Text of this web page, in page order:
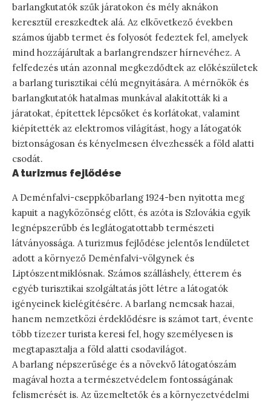
barlangkutatók szűk járatokon és mély aknákon
keresztül ereszkedtek alá. Az elkövetkező években
számos újabb termet és folyosót fedeztek fel, amelyek
mind hozzájárultak a barlangrendszer hírnevéhez. A
felfedezés után azonnal megkezdődtek az előkészületek
a barlang turisztikai célú megnyitására. A mérnökök és
barlangkutatók hatalmas munkával alakították ki a
járatokat, építettek lépcsőket és korlátokat, valamint
kiépítették az elektromos világítást, hogy a látogatók
biztonságosan és kényelmesen élvezhessék a föld alatti
csodát.
A turizmus fejlődése
A Deménfalvi-cseppkőbarlang 1924-ben nyitotta meg
kapuit a nagyközönség előtt, és azóta is Szlovákia egyik
legnépszerűbb és leglátogatottabb természeti
látványossága. A turizmus fejlődése jelentős lendületet
adott a környező Deménfalvi-völgynek és
Liptószentmiklósnak. Számos szálláshely, étterem és
egyéb turisztikai szolgáltatás jött létre a látogatók
igényeinek kielégítésére. A barlang nemcsak hazai,
hanem nemzetközi érdeklődésre is számot tart, évente
több tízezer turista keresi fel, hogy személyesen is
megtapasztalja a föld alatti csodavilágot.
A barlang népszerűsége és a növekvő látogatószám
magával hozta a természetvédelem fontosságának
felismerését is. Az üzemeltetők és a környezetvédelmi